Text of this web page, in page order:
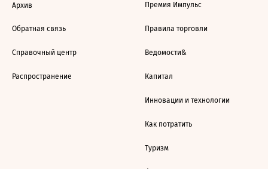
Архив
Обратная связь
Справочный центр
Распространение
Премия Импульс
Правила торговли
Ведомости&
Капитал
Инновации и технологии
Как потратить
Туризм